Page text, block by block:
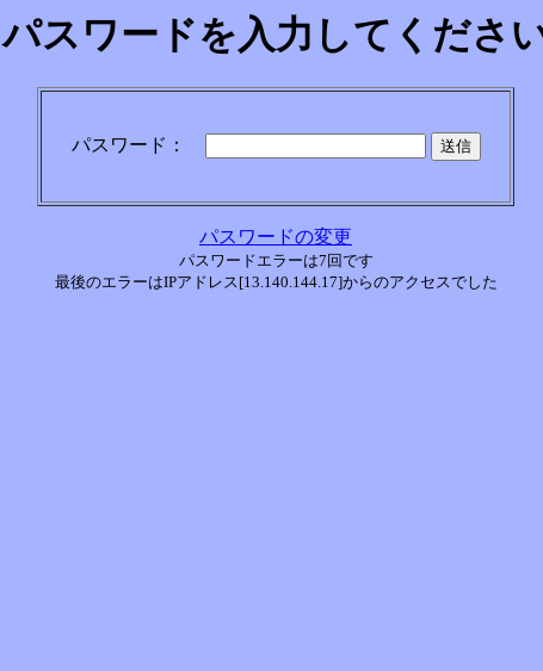
パスワードを入力してくださ
パスワード：
パスワードの変更
パスワードエラーは7回です
最後のエラーはIPアドレス[13.140.144.17]からのアクセスでした